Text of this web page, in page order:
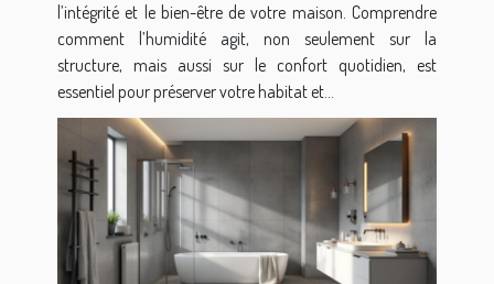
l’intégrité et le bien-être de votre maison. Comprendre
comment l’humidité agit, non seulement sur la
structure, mais aussi sur le confort quotidien, est
essentiel pour préserver votre habitat et...